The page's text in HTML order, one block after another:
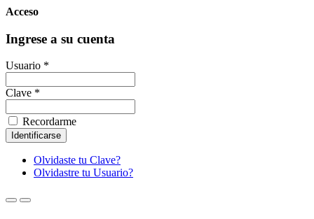
Acceso
Ingrese a su cuenta
Usuario *
Clave *
Recordarme
Olvidaste tu Clave?
Olvidastre tu Usuario?